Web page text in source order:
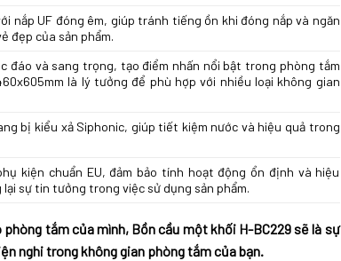
nắp UF đóng êm, giúp tránh tiếng ồn khi đóng nắp và ngăn
đẹp của sản phẩm.
đáo và sang trọng, tạo điểm nhấn nổi bật trong phòng tắm
là lý tưởng để phù hợp với nhiều loại không gian
bị kiểu xả Siphonic, giúp tiết kiệm nước và hiệu quả trong
kiện chuẩn EU, đảm bảo tính hoạt động ổn định và hiệu
sự tin tưởng trong việc sử dụng sản phẩm.
tắm của mình, Bồn cầu một khối H-BC229 sẽ là sự
nghi trong không gian phòng tắm của bạn.